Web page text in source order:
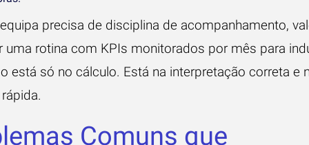
precisa de disciplina de acompanhamento,
uma rotina com KPIs monitorados por mês para
está só no cálculo. Está na interpretação correta e
Comuns que